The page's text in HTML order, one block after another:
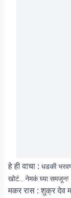
हे ही वाचा : धडकी
खोटं.. नेमकं घ्या समजून!
मकर रास : शुक्र देव